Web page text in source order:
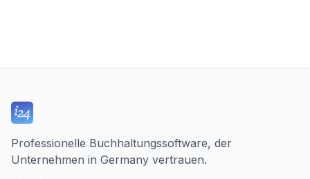
Professionelle Buchhaltungssoftware, der
Unternehmen in Germany vertrauen.